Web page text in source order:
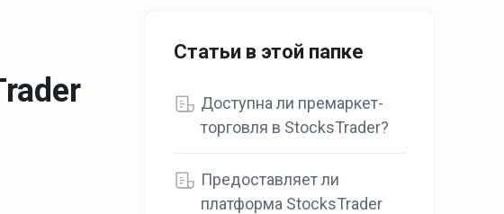
Статьи в этой папке
Доступна ли премаркет-
торговля в StocksTrader?
Предоставляет ли
платформа StocksTrader